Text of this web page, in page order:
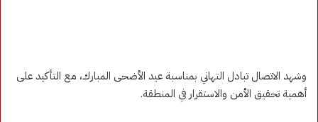
وشهد الاتصال تبادل التهاني بمناسبة عيد الأضحى المبارك، مع التأكيد على
أهمية تحقيق الأمن والاستقرار في المنطقة.